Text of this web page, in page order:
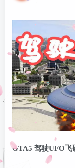
GTA5 驾驶UFO飞